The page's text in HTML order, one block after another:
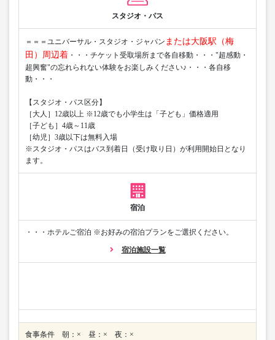
スタジオ・パス
＝＝＝ユニバーサル・スタジオ・ジャパン または大阪駅（梅
田）周辺着 ・・・チケット受取場所まで各自移動・・・"超感動・
超興奮"の忘れられない体験をお楽しみください♪・・・各自移
動・・・
【スタジオ・パス区分】
［大人］12歳以上 ※12歳でも小学生は「子ども」価格適用
［子ども］4歳～11歳
［幼児］3歳以下は無料入場
※スタジオ・パスはバス到着日（受け取り日）が利用開始日となり
ます。
宿泊
・・・ホテルご宿泊 ※お好みの宿泊プランをご選択ください。
宿泊施設一覧
食事条件 朝：× 昼：× 夜：×